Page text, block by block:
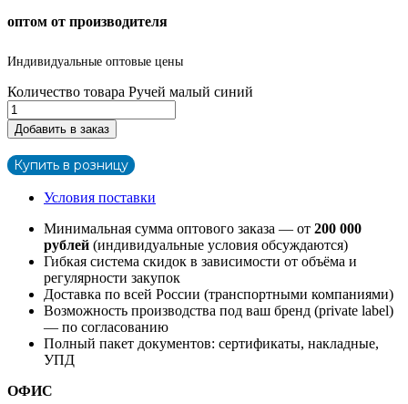
оптом от производителя
Индивидуальные оптовые цены
Количество товара Ручей малый синий
Добавить в заказ
Купить в розницу
Условия поставки
Минимальная сумма оптового заказа — от 200 000
рублей (индивидуальные условия обсуждаются)
Гибкая система скидок в зависимости от объёма и
регулярности закупок
Доставка по всей России (транспортными компаниями)
Возможность производства под ваш бренд (private label)
— по согласованию
Полный пакет документов: сертификаты, накладные,
УПД
ОФИС